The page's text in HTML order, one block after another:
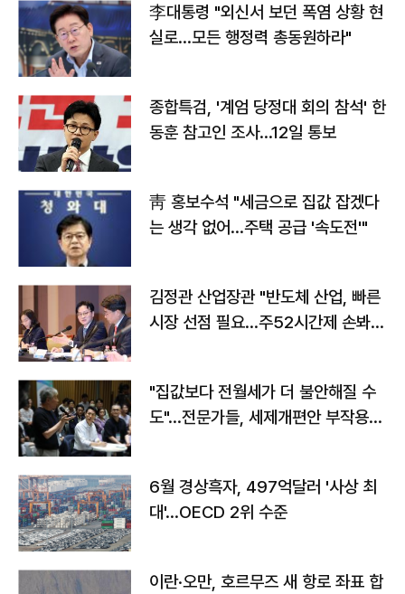
李대통령 "외신서 보던 폭염 상황 현
실로…모든 행정력 총동원하라"
종합특검, '계엄 당정대 회의 참석' 한
동훈 참고인 조사...12일 통보
靑 홍보수석 "세금으로 집값 잡겠다
는 생각 없어…주택 공급 '속도전'"
김정관 산업장관 "반도체 산업, 빠른
시장 선점 필요…주52시간제 손봐
"집값보다 전월세가 더 불안해질 수
도"…전문가들, 세제개편안 부작용
6월 경상흑자, 497억달러 '사상 최
대'…OECD 2위 수준
이란·오만, 호르무즈 새 항로 좌표 합